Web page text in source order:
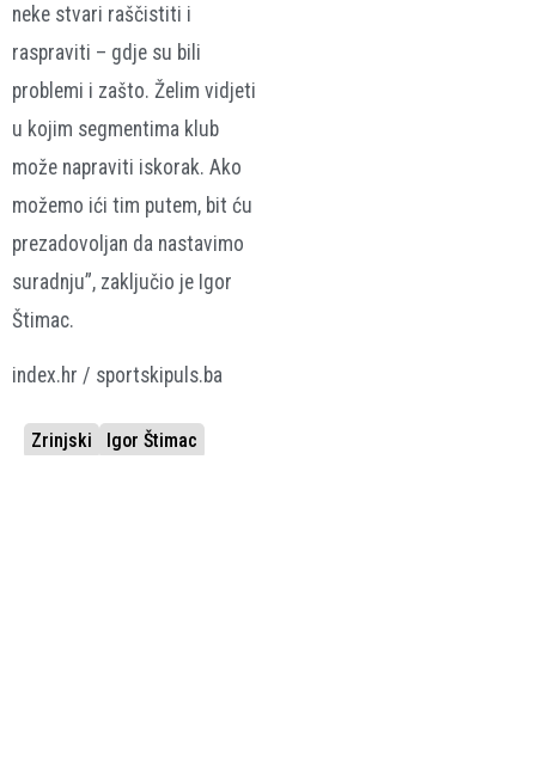
neke stvari raščistiti i
raspraviti – gdje su bili
problemi i zašto. Želim vidjeti
u kojim segmentima klub
može napraviti iskorak. Ako
možemo ići tim putem, bit ću
prezadovoljan da nastavimo
suradnju”, zaključio je Igor
Štimac.
index.hr / sportskipuls.ba
Zrinjski Igor Štimac